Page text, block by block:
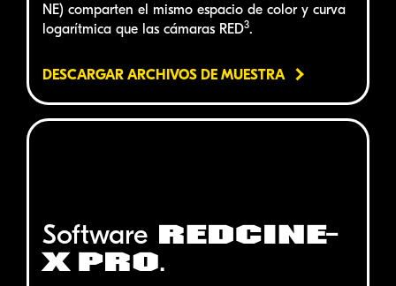
NE) comparten el mismo espacio de color y curva
logarítmica que las cámaras RED3.
DESCARGAR ARCHIVOS DE MUESTRA
Software
REDCINE-
X PRO.